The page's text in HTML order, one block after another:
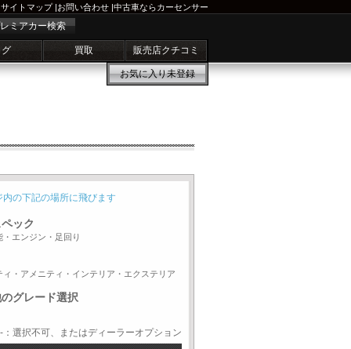
サイトマップ|お問い合わせ |中古車ならカーセンサー
ミアカー検索
買取 販売店クチコミ
お気に入り未登録
内の下記の場所に飛びます
ック
・エンジン・足回り
ィ・アメニティ・インテリア・エクステリア
グレード選択
択不可、またはディーラーオプション